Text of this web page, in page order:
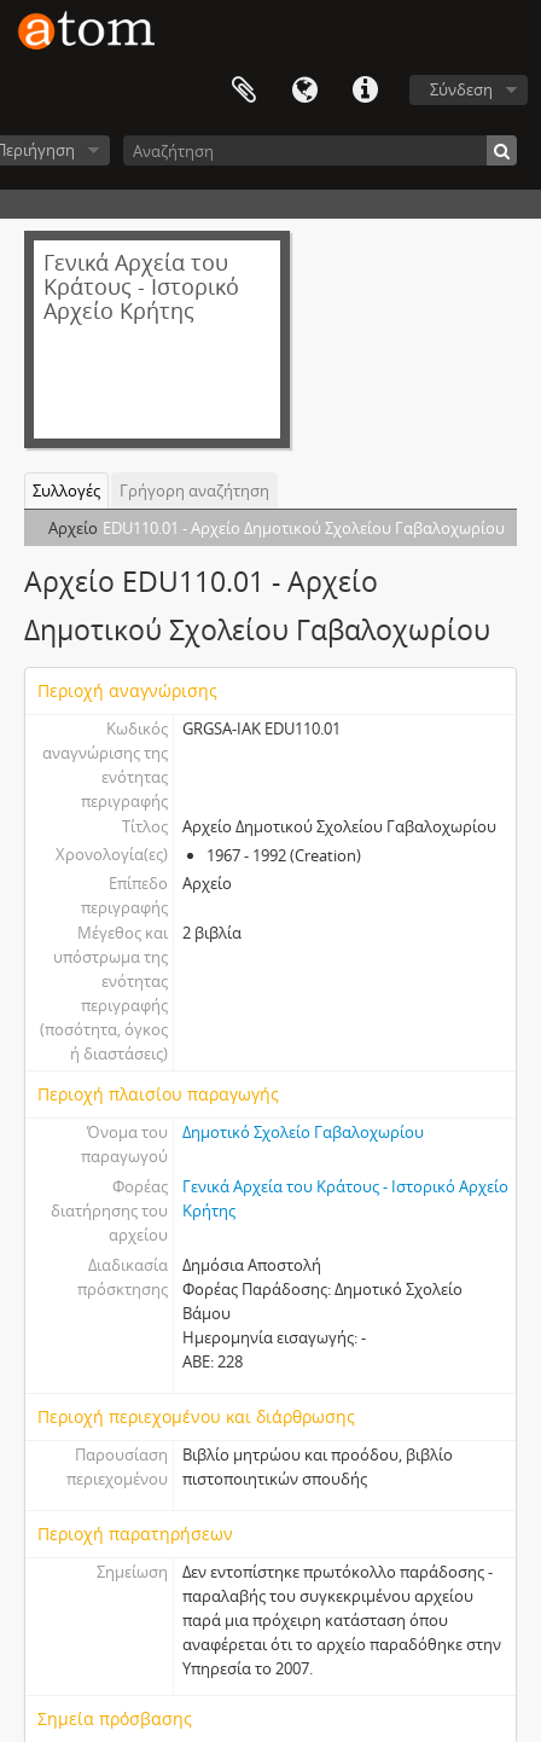
Σύνδεση
Γενικά Αρχεία του
Κράτους - Ιστορικό
Αρχείο Κρήτης
Συλλογές
Γρήγορη αναζήτηση
Αρχείο EDU110.01 - Αρχείο Δημοτικού Σχολείου Γαβαλοχωρίου
Αρχείο EDU110.01 - Αρχείο
Δημοτικού Σχολείου Γαβαλοχωρίου
Περιοχή αναγνώρισης
Κωδικός
αναγνώρισης της
ενότητας
περιγραφής
GRGSA-IAK EDU110.01
Τίτλος
Αρχείο Δημοτικού Σχολείου Γαβαλοχωρίου
Χρονολογία(ες)
1967 - 1992 (Creation)
Επίπεδο
περιγραφής
Αρχείο
Μέγεθος και
υπόστρωμα της
ενότητας
περιγραφής
(ποσότητα, όγκος
ή διαστάσεις)
2 βιβλία
Περιοχή πλαισίου παραγωγής
Όνομα του
παραγωγού
Δημοτικό Σχολείο Γαβαλοχωρίου
Φορέας
διατήρησης του
αρχείου
Γενικά Αρχεία του Κράτους - Ιστορικό Αρχείο
Κρήτης
Διαδικασία
πρόσκτησης
Δημόσια Αποστολή
Φορέας Παράδοσης: Δημοτικό Σχολείο
Βάμου
Ημερομηνία εισαγωγής: -
ΑΒΕ: 228
Περιοχή περιεχομένου και διάρθρωσης
Παρουσίαση
περιεχομένου
Βιβλίο μητρώου και προόδου, βιβλίο
πιστοποιητικών σπουδής
Περιοχή παρατηρήσεων
Σημείωση
Δεν εντοπίστηκε πρωτόκολλο παράδοσης -
παραλαβής του συγκεκριμένου αρχείου
παρά μια πρόχειρη κατάσταση όπου
αναφέρεται ότι το αρχείο παραδόθηκε στην
Υπηρεσία το 2007.
Σημεία πρόσβασης